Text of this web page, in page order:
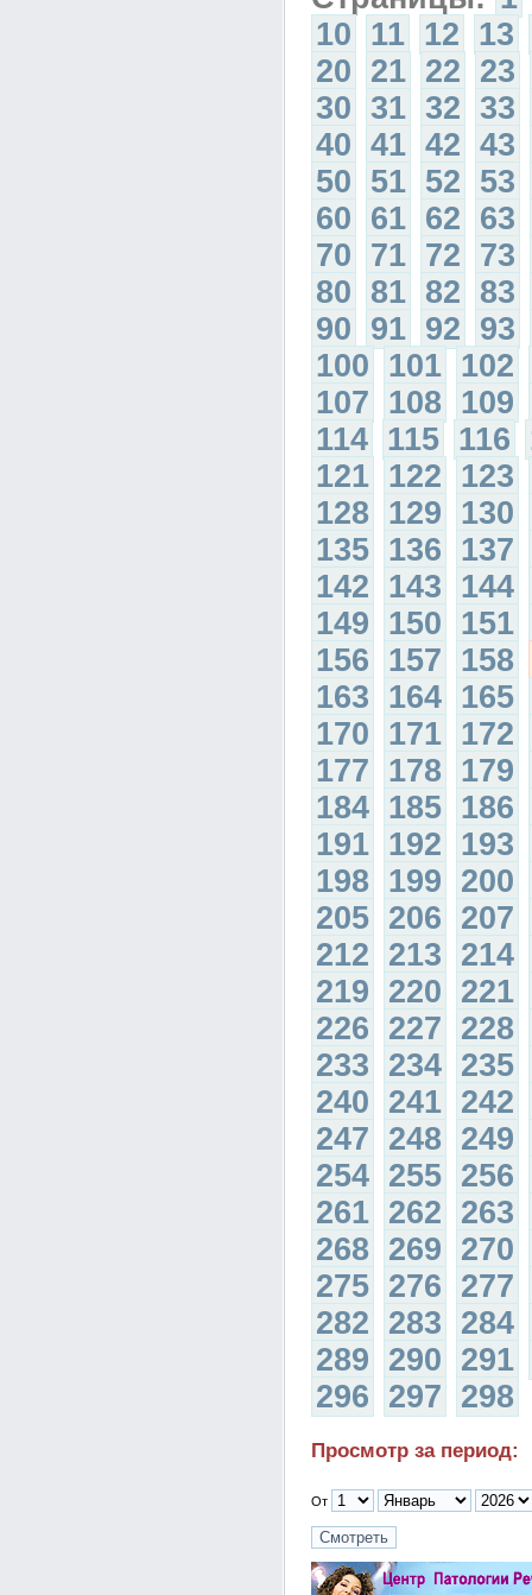
10 11 12 13
20 21 22 23
30 31 32 33
40 41 42 43
50 51 52 53
60 61 62 63
70 71 72 73
80 81 82 83
90 91 92 93
100 101 102
107 108 109
114 115 116
121 122 123
128 129 130
135 136 137
142 143 144
149 150 151
156 157 158
163 164 165
170 171 172
177 178 179
184 185 186
191 192 193
198 199 200
205 206 207
212 213 214
219 220 221
226 227 228
233 234 235
240 241 242
247 248 249
254 255 256
261 262 263
268 269 270
275 276 277
282 283 284
289 290 291
296 297 298
Просмотр за период:
От